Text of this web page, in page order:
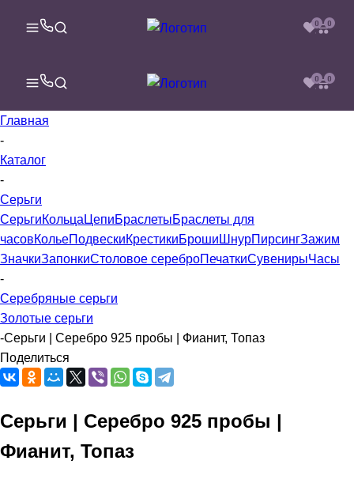
0 0
0 0
Главная
-
Каталог
-
Серьги
СерьгиКольца ЦепиБраслетыБраслеты для
часовКольеПодвескиКрестикиБроши ШнурПирсингЗажим
ЗначкиЗапонкиСтоловое сереброПечаткиСувенирыЧасы
-
Серебряные серьги
Золотые серьги
-Серьги | Серебро 925 пробы | Фианит, Топаз
Поделиться
Серьги | Серебро 925 пробы |
Фианит, Топаз